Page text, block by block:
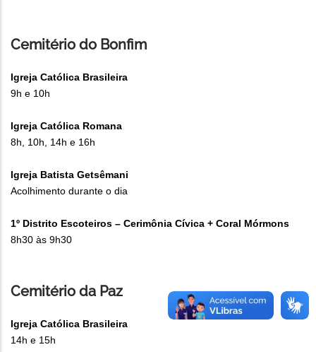
Cemitério do Bonfim
Igreja Católica Brasileira
9h e 10h
Igreja Católica Romana
8h, 10h, 14h e 16h
Igreja Batista Getsêmani
Acolhimento durante o dia
1º Distrito Escoteiros – Cerimônia Cívica + Coral Mórmons
8h30 às 9h30
Cemitério da Paz
Igreja Católica Brasileira
14h e 15h